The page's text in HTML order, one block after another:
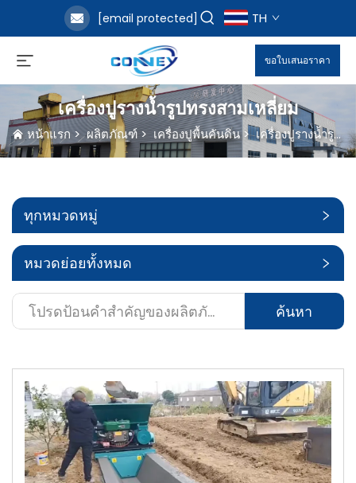
[email protected] TH
ขอใบเสนอราคา
เครื่องปูรางน้ำรูปทรงสามเหลี่ยม
หน้าแรก >ผลิตภัณฑ์>เครื่องปูพื้นคันดิน>เครื่องปูรางน้ำรูปทรงสามเหลี่ยม
ทุกหมวดหมู่
หมวดย่อยทั้งหมด
ค้นหา